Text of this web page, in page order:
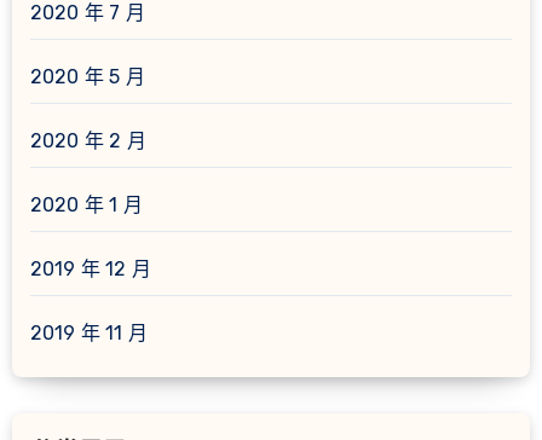
2020 年 7 月
2020 年 5 月
2020 年 2 月
2020 年 1 月
2019 年 12 月
2019 年 11 月